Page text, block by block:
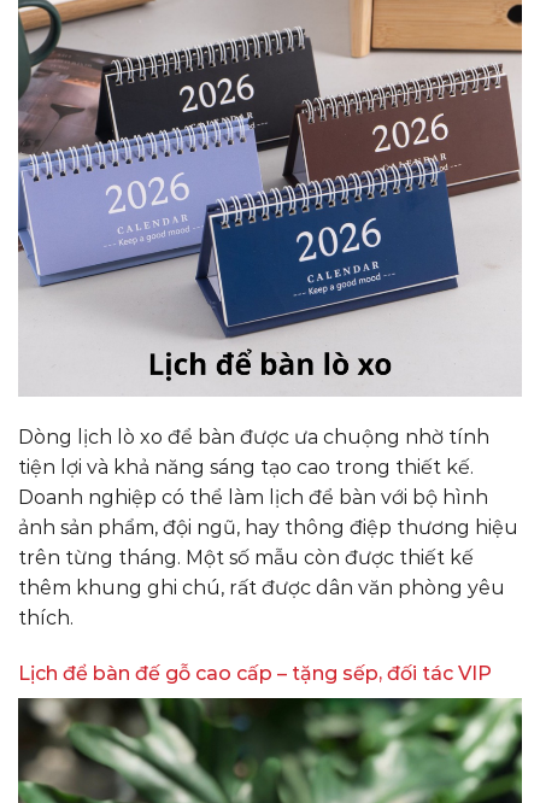
Dòng lịch lò xo để bàn được ưa chuộng nhờ tính
tiện lợi và khả năng sáng tạo cao trong thiết kế.
Doanh nghiệp có thể làm lịch để bàn với bộ hình
ảnh sản phẩm, đội ngũ, hay thông điệp thương hiệu
trên từng tháng. Một số mẫu còn được thiết kế
thêm khung ghi chú, rất được dân văn phòng yêu
thích.
Lịch để bàn đế gỗ cao cấp – tặng sếp, đối tác VIP